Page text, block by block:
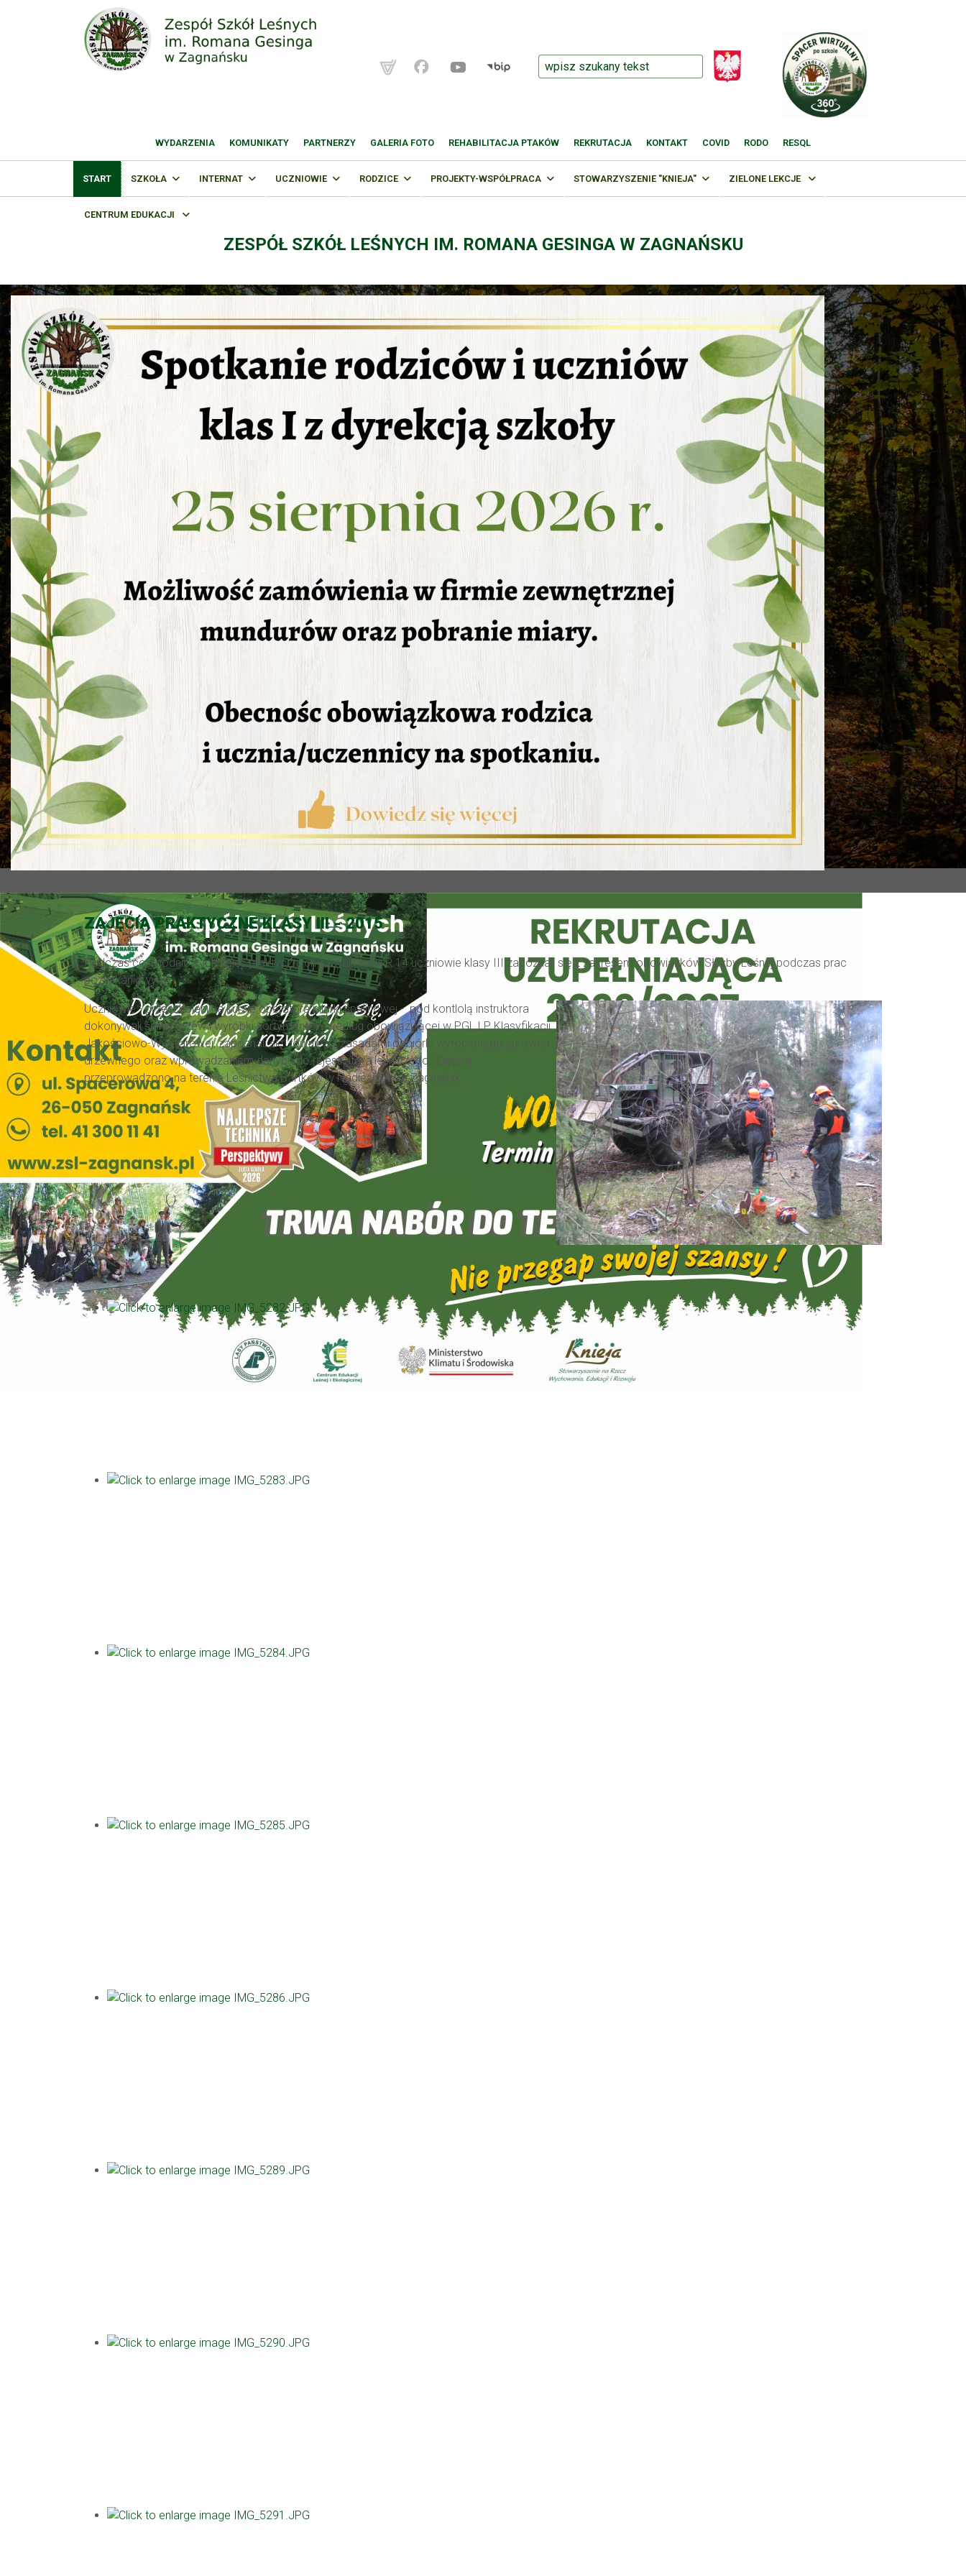
WYDARZENIA KOMUNIKATY PARTNERZY GALERIA FOTO REHABILITACJA PTAKÓW REKRUTACJA KONTAKT COVID RODO RESQL
START SZKOŁA INTERNAT UCZNIOWIE RODZICE PROJEKTY-WSPÓŁPRACA STOWARZYSZENIE "KNIEJA" ZIELONE LEKCJE
CENTRUM EDUKACJI
ZESPÓŁ SZKÓŁ LEŚNYCH IM. ROMANA GESINGA W ZAGNAŃSKU
ZAJĘCIA PRAKTYCZNE KLASY III - 2015
Podczas cotygodniowych zajęć praktycznych z kwalifikacji R.14 uczniowie klasy III zapoznali się z zakresem obowiązków Służby Leśnej podczas prac
pozyskaniowych.
Uczniowie - przeszkoleni na kursie operatora pilarki spalinowej - pod kontlolą instruktora
dokonywali ścinki drzew i wyróbki sortymentów według obowiązującej w PGL LP Klasyfikacji
Jakościowo-Wymiarowej, zapoznali się również z zasadami odbiórki wyrobionego surowca
drzewnego oraz wprowadzaniem danych do rejestratora leśniczego. Zajęcia
przeprowadzono na terenie Leśnictwa Bartków w Nadleśnictwie Zagnańsk.